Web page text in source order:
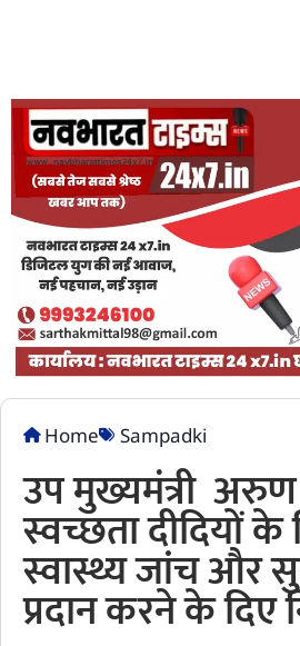
Home Sampadki
उप मुख्यमंत्री
स्वच्छता दीदियों के
स्वास्थ्य जांच और
प्रदान करने के दिए